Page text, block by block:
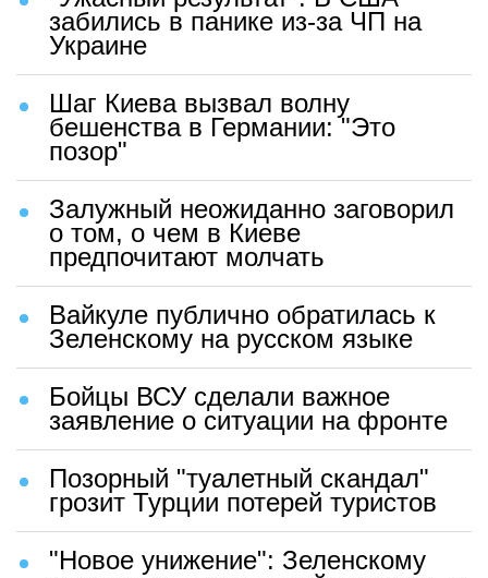
забились в панике из-за ЧП на
Украине
Шаг Киева вызвал волну
бешенства в Германии: "Это
позор"
Залужный неожиданно заговорил
о том, о чем в Киеве
предпочитают молчать
Вайкуле публично обратилась к
Зеленскому на русском языке
Бойцы ВСУ сделали важное
заявление о ситуации на фронте
Позорный "туалетный скандал"
грозит Турции потерей туристов
"Новое унижение": Зеленскому